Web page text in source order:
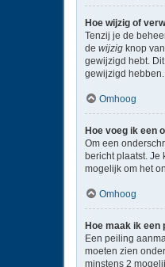
Hoe wijzig of
Tenzij je de
de wijzig knop
gewijzigd hebt.
gewijzigd
Omhoog
Hoe voeg ik een
Om een
bericht plaatst. Je
mogelijk om het
Omhoog
Hoe maak ik een
Een peiling
moeten zien
minstens 2